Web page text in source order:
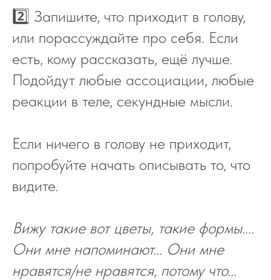
2️⃣ Запишите, что приходит в голову,
или порассуждайте про себя. Если
есть, кому рассказать, ещё лучше.
Подойдут любые ассоциации, любые
реакции в теле, секундные мысли.
Если ничего в голову не приходит,
попробуйте начать описывать то, что
видите.
Вижу такие вот цветы, такие формы....
Они мне напоминают... Они мне
нравятся/не нравятся, потому что...